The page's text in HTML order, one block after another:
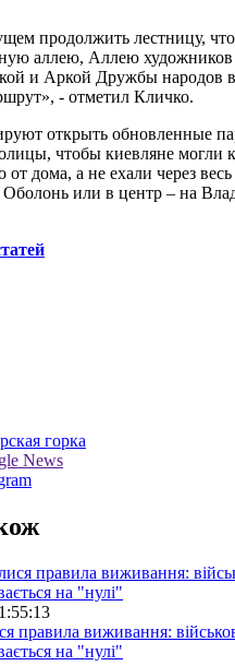
продолжить лестницу,
аллею, Аллею художников
и Аркой Дружбы народов
- отметил Кличко.
открыть обновленные
чтобы киевляне могли
от дома, а не ехали через
Оболонь или в центр – на
горка
News
правила виживання:
на "нулі"